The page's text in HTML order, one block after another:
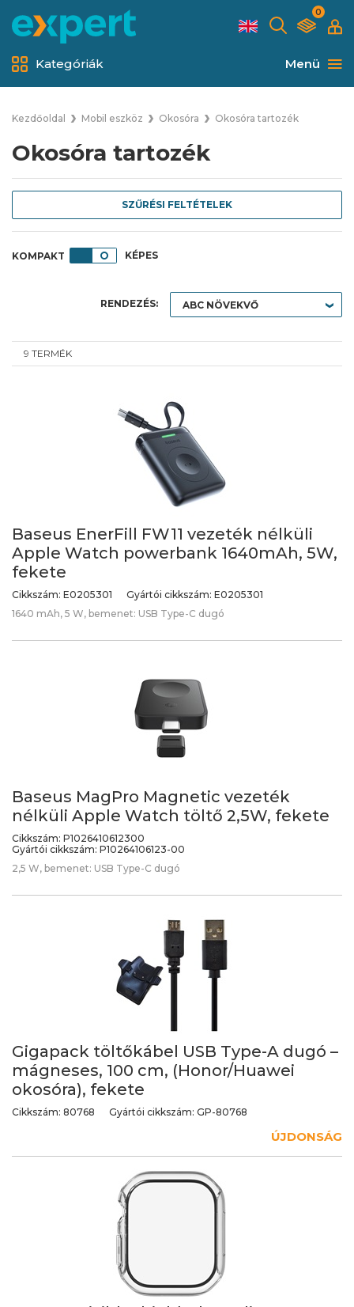
0
Menü
Kategóriák
Kezdőoldal Mobil eszköz Okosóra Okosóra tartozék
Okosóra tartozék
SZŰRÉSI FELTÉTELEK
KÉPES
RENDEZÉS:
9 TERMÉK
Baseus EnerFill FW11 vezeték nélküli
Apple Watch powerbank 1640mAh, 5W,
fekete
Cikkszám: E0205301 Gyártói cikkszám: E0205301
1640 mAh, 5 W, bemenet: USB Type-C dugó
Baseus MagPro Magnetic vezeték
nélküli Apple Watch töltő 2,5W, fekete
Cikkszám: P1026410612300
Gyártói cikkszám: P10264106123-00
2,5 W, bemenet: USB Type-C dugó
Gigapack töltőkábel USB Type-A dugó –
mágneses, 100 cm, (Honor/Huawei
okosóra), fekete
Cikkszám: 80768 Gyártói cikkszám: GP-80768
ÚJDONSÁG